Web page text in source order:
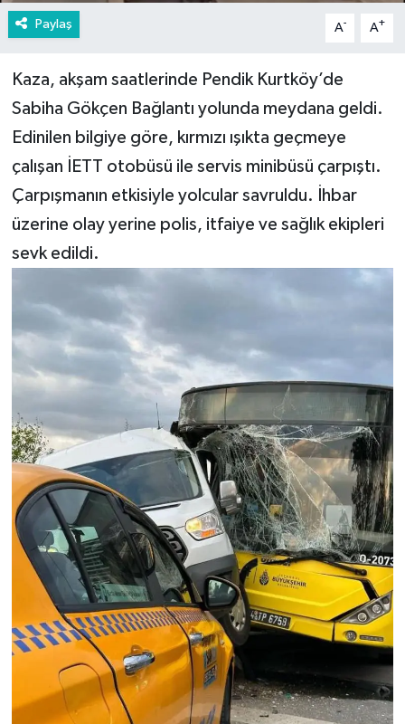
Paylaş A- A+
Kaza, akşam saatlerinde Pendik Kurtköy’de
Sabiha Gökçen Bağlantı yolunda meydana geldi.
Edinilen bilgiye göre, kırmızı ışıkta geçmeye
çalışan İETT otobüsü ile servis minibüsü çarpıştı.
Çarpışmanın etkisiyle yolcular savruldu. İhbar
üzerine olay yerine polis, itfaiye ve sağlık ekipleri
sevk edildi.